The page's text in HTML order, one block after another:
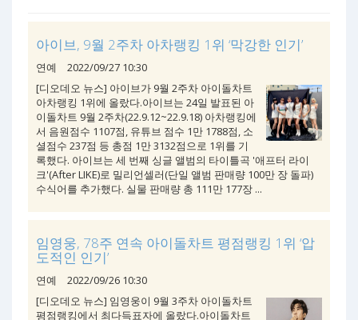
아이브, 9월 2주차 아차랭킹 1위 ‘막강한 인기’
연예
2022/09/27 10:30
[디오데오 뉴스] 아이브가 9월 2주차 아이돌차트
아차랭킹 1위에 올랐다.아이브는 24일 발표된 아
이돌차트 9월 2주차(22.9.12~22.9.18) 아차랭킹에
서 음원점수 1107점, 유튜브 점수 1만 1788점, 소
셜점수 237점 등 총점 1만 3132점으로 1위를 기
록했다. 아이브는 세 번째 싱글 앨범의 타이틀곡 '애프터 라이
크'(After LIKE)로 밀리언셀러(단일 앨범 판매량 100만 장 돌파)
수식어를 추가했다. 실물 판매량 총 111만 177장 ...
임영웅, 78주 연속 아이돌차트 평점랭킹 1위 ‘압
도적인 인기’
연예
2022/09/26 10:30
[디오데오 뉴스] 임영웅이 9월 3주차 아이돌차트
평점랭킹에서 최다득표자에 올랐다.아이돌차트